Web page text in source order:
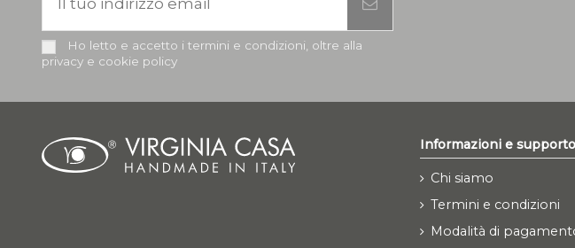
Ho letto e accetto i termini e condizioni, oltre alla
privacy e cookie policy
Informazioni e supporto
Chi siamo
Termini e condizioni
Modalità di